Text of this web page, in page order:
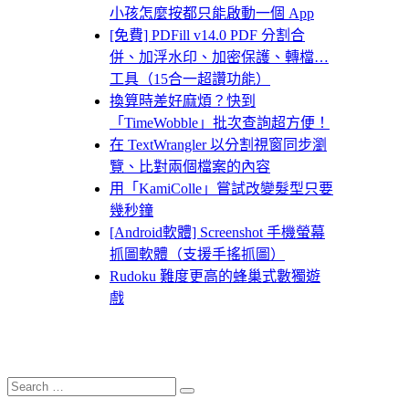
小孩怎麼按都只能啟動一個 App
[免費] PDFill v14.0 PDF 分割合
併、加浮水印、加密保護、轉檔…
工具（15合一超讚功能）
換算時差好麻煩？快到
「TimeWobble」批次查詢超方便！
在 TextWrangler 以分割視窗同步瀏
覽、比對兩個檔案的內容
用「KamiColle」嘗試改變髮型只要
幾秒鐘
[Android軟體] Screenshot 手機螢幕
抓圖軟體（支援手搖抓圖）
Rudoku 難度更高的蜂巢式數獨遊
戲
Search
for:
Search